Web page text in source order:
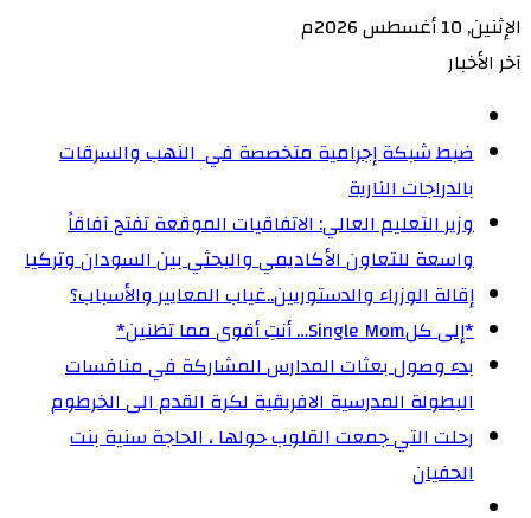
الإثنين, 10 أغسطس 2026م
آخر الأخبار
ضبط شبكة إجرامية متخصصة في النهب والسرقات
بالدراجات النارية‏
وزير التعليم العالي: الاتفاقيات الموقعة تفتح آفاقاً
واسعة للتعاون الأكاديمي والبحثي بين السودان وتركيا
إقالة الوزراء والدستوريين..غياب المعايير والأسباب؟
‏*إلى كلSingle Mom… أنتِ أقوى مما تظنين*
بدء وصول بعثات المدارس المشاركة في منافسات
البطولة المدرسية الافريقية لكرة القدم الى الخرطوم
رحلت التي جمعت القلوب حولها ، الحاجة سنية بنت
الحفيان